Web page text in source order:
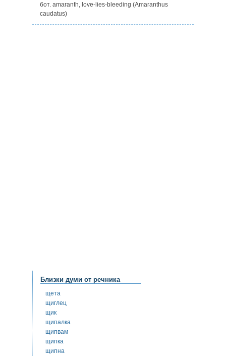
бот. amaranth, love-lies-bleeding (Amaranthus
caudatus)
Близки думи от речника
щета
щиглец
щик
щипалка
щипвам
щипка
щипна